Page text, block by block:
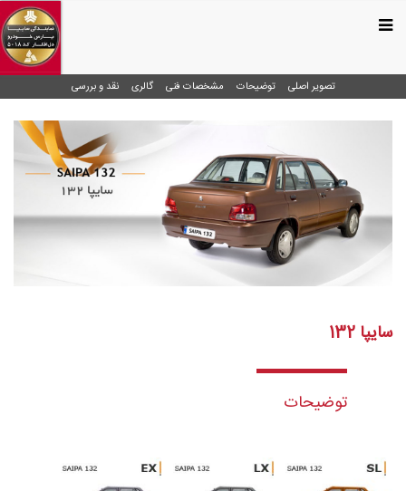
تصویر اصلی توضیحات مشخصات فنی گالری نقد و بررسی
سایپا 132
توضیحات